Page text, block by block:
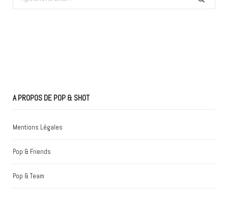
for:
A PROPOS DE POP & SHOT
Mentions Légales
Pop & Friends
Pop & Team